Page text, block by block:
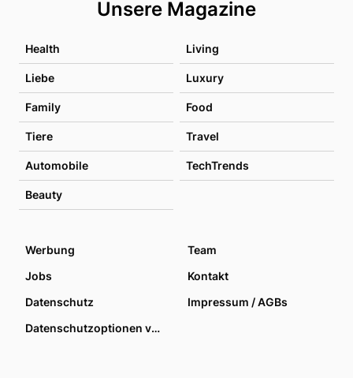
Unsere Magazine
Health Living
Liebe Luxury
Family Food
Tiere Travel
Automobile TechTrends
Beauty
Werbung
Team
Jobs
Kontakt
Datenschutz
Impressum / AGBs
Datenschutzoptionen verwalten